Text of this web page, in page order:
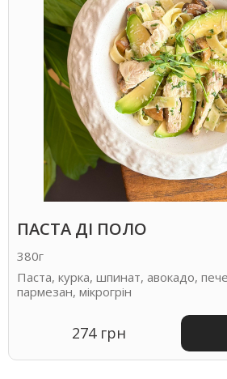
ПАСТА ДІ ПОЛО
380г
Паста, курка, шпинат, авокадо,
пармезан, мікрогрін
274 грн